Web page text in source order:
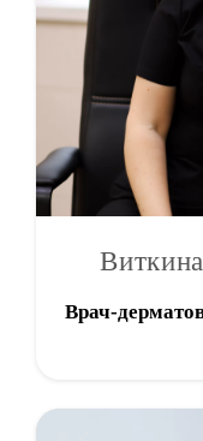
Врач-